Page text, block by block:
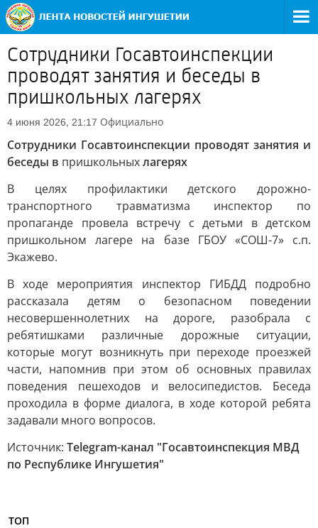
Сотрудники Госавтоинспекции
проводят занятия и беседы в
пришкольных лагерях
4 июня 2026, 21:17 Официально
Сотрудники Госавтоинспекции проводят занятия и
беседы в пришкольныхлагерях
В целях профилактики детского дорожно-
транспортного травматизма инспектор по
пропаганде провела встречу с детьми в детском
пришкольном лагере на базе ГБОУ «СОШ-7» с.п.
Экажево.
В ходе мероприятия инспектор ГИБДД подробно
рассказала детям о безопасном поведении
несовершеннолетних на дороге, разобрала с
ребятишками различные дорожные ситуации,
которые могут возникнуть при переходе проезжей
части, напомнив при этом об основных правилах
поведения пешеходов и велосипедистов. Беседа
проходила в форме диалога, в ходе которой ребята
задавали много вопросов.
Источник: Telegram-канал "Госавтоинспекция МВД
по Республике Ингушетия"
ТОП